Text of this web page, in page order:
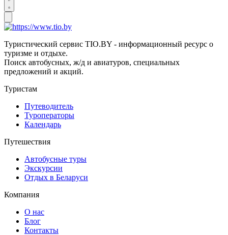
Туристический сервис TIO.BY - информационный ресурс о
туризме и отдыхе.
Поиск автобусных, ж/д и авиатуров, специальных
предложений и акций.
Туристам
Путеводитель
Туроператоры
Календарь
Путешествия
Автобусные туры
Экскурсии
Отдых в Беларуси
Компания
О нас
Блог
Контакты